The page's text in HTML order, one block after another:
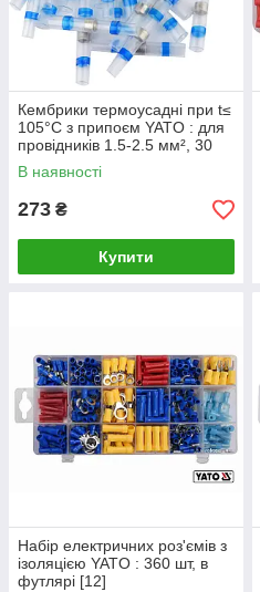
Кембрики термоусадні при t≤
105°C з припоєм YATO : для
провідників 1.5-2.5 мм², 30
шт [5/300]
В наявності
273 ₴
Купити
Набір електричних роз'ємів з
ізоляцією YATO : 360 шт, в
футлярі [12]